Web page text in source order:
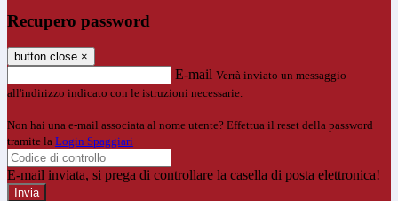
Recupero password
button close ×
E-mail Verrà inviato un messaggio
all'indirizzo indicato con le istruzioni necessarie.
Non hai una e-mail associata al nome utente? Effettua il reset della password
tramite la Login Spaggiari
E-mail inviata, si prega di controllare la casella di posta elettronica!